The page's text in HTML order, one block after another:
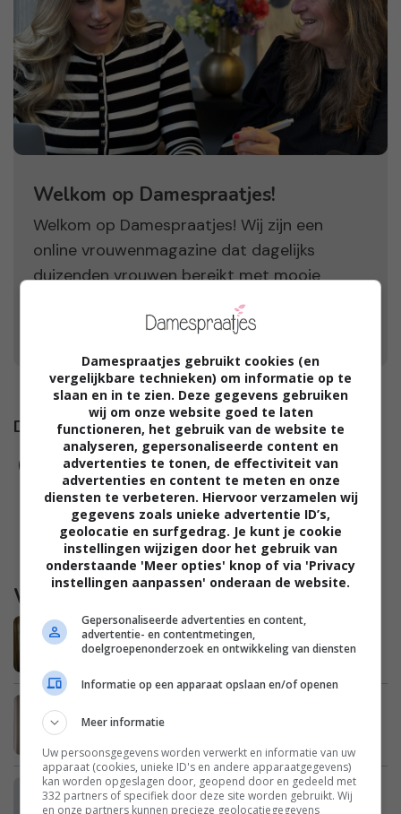
Welkom op Damespraatjes!
Welkom op Damespraatjes! Wij zijn een
online vrouwenmagazine dat dagelijks
duizenden vrouwen bereikt met mooie
verhalen, leuke winacties, product reviews en
bakken vol positieve inspiratie.
Damespraatjes op
Waargebeurd
Marieke: “De kinderen in pyjama naar
school brengen is niet zo erg toch?”
bleek dat we enorme schulden hebben”
Erica: “Mijn zus is een enorme
Damespraatjes gebruikt cookies (en
vergelijkbare technieken) om informatie op te
slaan en in te zien. Deze gegevens gebruiken
wij om onze website goed te laten
functioneren, het gebruik van de website te
analyseren, gepersonaliseerde content en
advertenties te tonen, de effectiviteit van
advertenties en content te meten en onze
diensten te verbeteren. Hiervoor verzamelen wij
gegevens zoals unieke advertentie ID’s,
geolocatie en surfgedrag. Je kunt je cookie
instellingen wijzigen door het gebruik van
onderstaande 'Meer opties' knop of via 'Privacy
instellingen aanpassen' onderaan de website.
Gepersonaliseerde advertenties en content,
advertentie- en contentmetingen,
doelgroepenonderzoek en ontwikkeling van diensten
Informatie op een apparaat opslaan en/of openen
Meer informatie
Uw persoonsgegevens worden verwerkt en informatie van uw
apparaat (cookies, unieke ID's en andere apparaatgegevens)
kan worden opgeslagen door, geopend door en gedeeld met
332 partners of specifiek door deze site worden gebruikt. Wij
en onze partners kunnen precieze geolocatiegegevens